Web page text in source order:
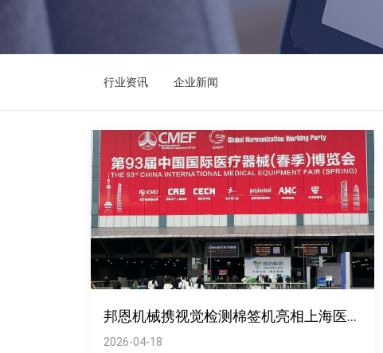
行业资讯 企业新闻
邦恩机械携视觉检测棉签机亮相上海医博会
2026-04-18